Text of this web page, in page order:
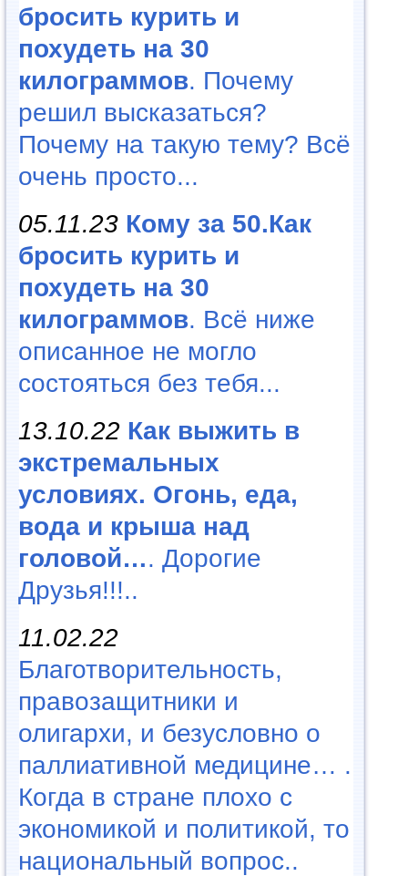
бросить курить и
похудеть на 30
килограммов. Почему
решил высказаться?
Почему на такую тему? Всё
очень просто...
05.11.23 Кому за 50.Как
бросить курить и
похудеть на 30
килограммов. Всё ниже
описанное не могло
состояться без тебя...
13.10.22 Как выжить в
экстремальных
условиях. Огонь, еда,
вода и крыша над
головой…. Дорогие
Друзья!!!..
11.02.22
Благотворительность,
правозащитники и
олигархи, и безусловно о
паллиативной медицине… .
Когда в стране плохо с
экономикой и политикой, то
национальный вопрос..